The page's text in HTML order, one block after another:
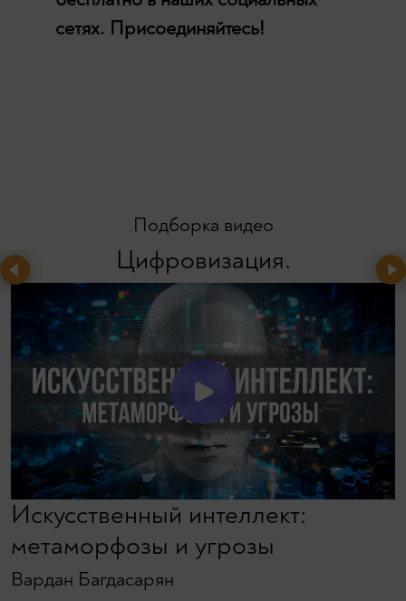
сетях. Присоединяйтесь!
Подборка видео
Цифровизация.
Искусственный интеллект:
метаморфозы и угрозы
Вардан Багдасарян